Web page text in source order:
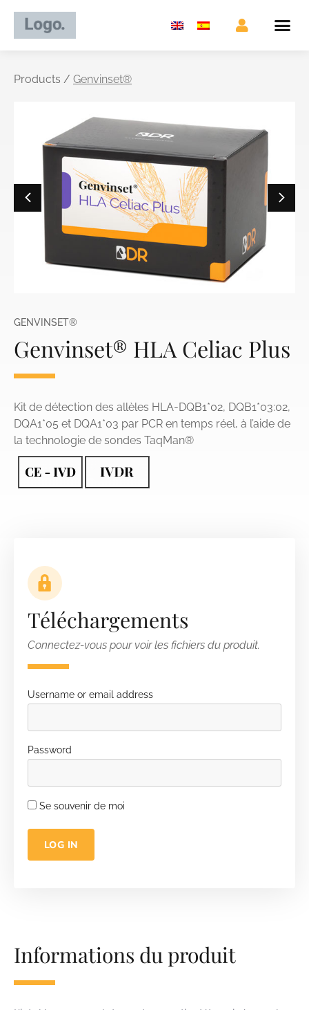
Products / Genvinset®
GENVINSET®
Genvinset® HLA Celiac Plus
Kit de détection des allèles HLA-DQB1*02, DQB1*03:02,
DQA1*05 et DQA1*03 par PCR en temps réel, à l’aide de
la technologie de sondes TaqMan®
Informations du produit
Téléchargements
Connectez-vous pour voir les fichiers du produit.
Username or email address
Password
Se souvenir de moi
LOG IN